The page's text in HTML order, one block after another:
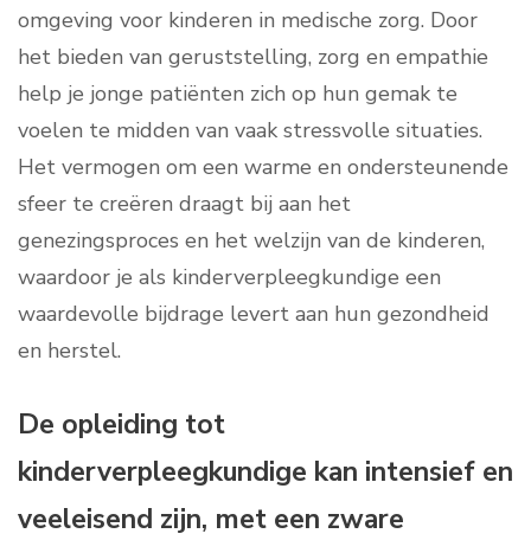
omgeving voor kinderen in medische zorg. Door
het bieden van geruststelling, zorg en empathie
help je jonge patiënten zich op hun gemak te
voelen te midden van vaak stressvolle situaties.
Het vermogen om een warme en ondersteunende
sfeer te creëren draagt bij aan het
genezingsproces en het welzijn van de kinderen,
waardoor je als kinderverpleegkundige een
waardevolle bijdrage levert aan hun gezondheid
en herstel.
De opleiding tot
kinderverpleegkundige kan intensief en
veeleisend zijn, met een zware